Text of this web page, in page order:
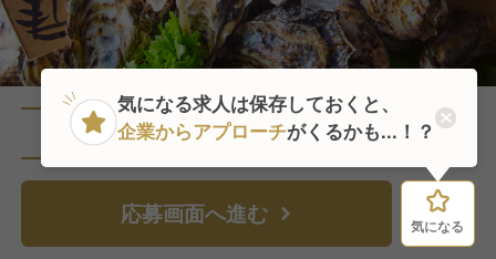
直近1人がこの求人を検討中
応募画面へ進む 気になる
気になる
気になる求人は保存しておくと、
企業からアプローチがくるかも...！？